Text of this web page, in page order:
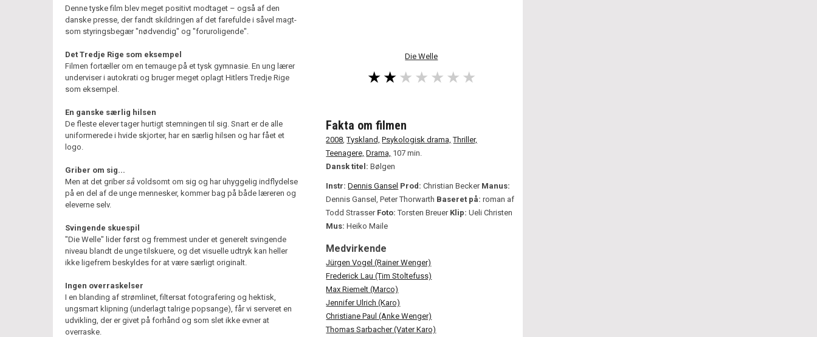
Die Welle
Denne tyske film blev meget positivt modtaget – også af den
danske presse, der fandt skildringen af det farefulde i såvel magt-
som styringsbegær "nødvendig" og "foruroligende".
Det Tredje Rige som eksempel
Filmen fortæller om en temauge på et tysk gymnasie. En ung lærer
underviser i autokrati og bruger meget oplagt Hitlers Tredje Rige
som eksempel.
En ganske særlig hilsen
De fleste elever tager hurtigt stemningen til sig. Snart er de alle
uniformerede i hvide skjorter, har en særlig hilsen og har fået et
logo.
Griber om sig...
Men at det griberså voldsomt om sig og har uhyggelig indflydelse
på en del af de unge mennesker, kommer bag på både læreren og
eleverne selv.
Svingende skuespil
"Die Welle" lider først og fremmest under et generelt svingende
niveau blandt de unge tilskuere, og det visuelle udtryk kan heller
ikke ligefrem beskyldes for at være særligt originalt.
Ingen overraskelser
I en blanding af strømlinet, filtersat fotografering og hektisk,
ungsmart klipning (underlagt talrige popsange), får vi serveret en
udvikling, der er givet på forhånd og som slet ikke evner at
overraske.
Fakta om filmen
2008,Tyskland, Psykologisk drama, Thriller,
Teenagere, Drama, 107 min.
Dansk titel:Bølgen
Instr: Dennis Gansel Prod: Christian Becker Manus:
Dennis Gansel, Peter Thorwarth Baseret på: roman af
Todd Strasser Foto: Torsten Breuer Klip: Ueli Christen
Mus: Heiko Maile
Medvirkende
Jürgen Vogel (Rainer Wenger)
Frederick Lau (Tim Stoltefuss)
Max Riemelt (Marco)
Jennifer Ulrich (Karo)
Christiane Paul (Anke Wenger)
Thomas Sarbacher (Vater Karo)